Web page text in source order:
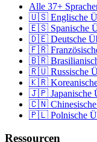
Alle 37+
🇺🇸 Englische
🇪🇸 Spanische
🇩🇪 Deutsche
🇫🇷
🇧🇷
🇷🇺 Russische
🇰🇷 Koreanische
🇯🇵 Japanische
🇨🇳 Chinesische
🇵🇱 Polnische
Ressourcen